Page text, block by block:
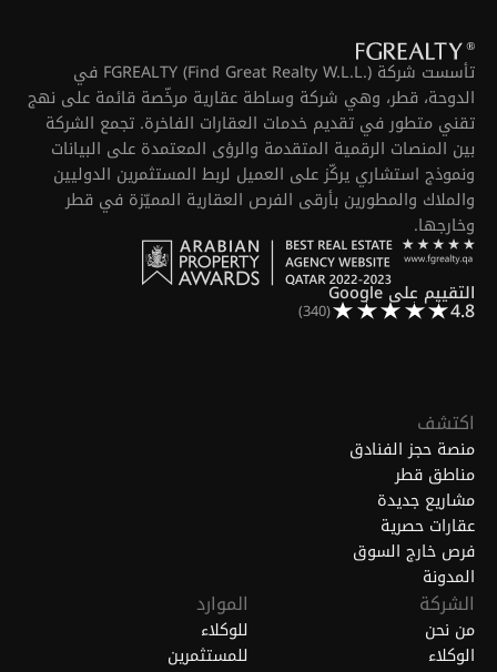
تأسست شركة FGREALTY (Find Great Realty W.L.L.) في
الدوحة، قطر، وهي شركة وساطة عقارية مرخّصة قائمة على نهج
تقني متطور في تقديم خدمات العقارات الفاخرة. تجمع الشركة
بين المنصات الرقمية المتقدمة والرؤى المعتمدة على البيانات
ونموذج استشاري يركّز على العميل لربط المستثمرين الدوليين
والملاك والمطورين بأرقى الفرص العقارية المميّزة في قطر
وخارجها.
التقييم على Google
4.8
(340)
اكتشف
منصة حجز الفنادق
مناطق قطر
مشاريع جديدة
عقارات حصرية
فرص خارج السوق
المدونة
الشركة
من نحن
الوكلاء
الموارد
للوكلاء
للمستثمرين